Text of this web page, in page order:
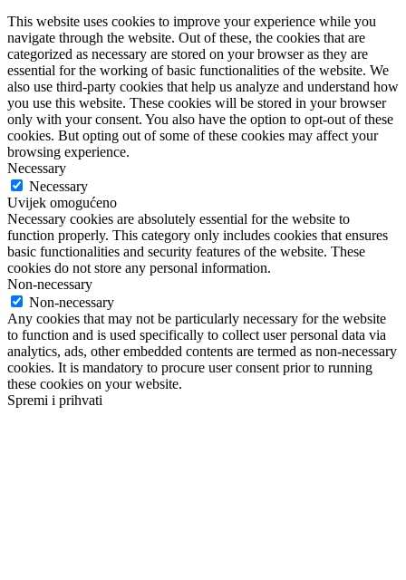
This website uses cookies to improve your experience while you
navigate through the website. Out of these, the cookies that are
categorized as necessary are stored on your browser as they are
essential for the working of basic functionalities of the website. We
also use third-party cookies that help us analyze and understand how
you use this website. These cookies will be stored in your browser
only with your consent. You also have the option to opt-out of these
cookies. But opting out of some of these cookies may affect your
browsing experience.
Necessary
Necessary
Uvijek omogućeno
Necessary cookies are absolutely essential for the website to
function properly. This category only includes cookies that ensures
basic functionalities and security features of the website. These
cookies do not store any personal information.
Non-necessary
Non-necessary
Any cookies that may not be particularly necessary for the website
to function and is used specifically to collect user personal data via
analytics, ads, other embedded contents are termed as non-necessary
cookies. It is mandatory to procure user consent prior to running
these cookies on your website.
Spremi i prihvati